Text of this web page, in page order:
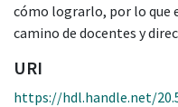
cómo lograrlo, por lo que
camino de docentes y
URI
https://hdl.handle.net/